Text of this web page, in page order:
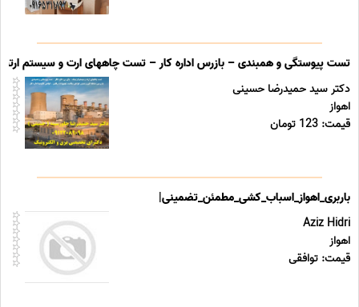
تست پیوستگی و همبندی – بازرس اداره کار – تست چاههای ارت و سیستم
دکتر سید حمیدرضا حسینی
اهواز
قیمت: 123 تومان
باربری_اهواز_اسباب_کشی_مطمئن_تضمینی|
Aziz Hidri
اهواز
قیمت: توافقی